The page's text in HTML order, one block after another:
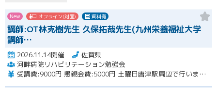
New オフライン(対面) 資料有
講師:OT林克樹先生 久保拓哉先生(九州栄養福祉大学
講師…
2026.11.14開催
佐賀県
河畔病院リハビリテーション勉強会
受講費:9000円 懇親会費:5000円 土曜日唐津駅周辺で行います。